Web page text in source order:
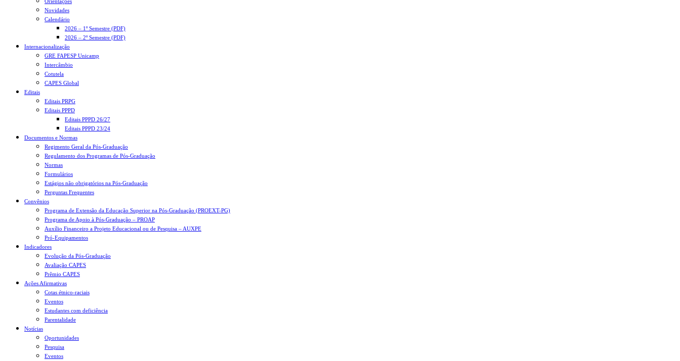
Novidades
Calendário
2026 – 1º Semestre (PDF)
2026 – 2º Semestre (PDF)
Internacionalização
GRE FAPESP Unicamp
Intercâmbio
Cotutela
CAPES Global
Editais
Editais PRPG
Editais PPPD
Editais PPPD 26/27
Editais PPPD 23/24
Documentos e Normas
Regimento Geral da Pós-Graduação
Regulamento dos Programas de Pós-Graduação
Normas
Formulários
Estágios não obrigatórios na Pós-Graduação
Perguntas Frequentes
Convênios
Programa de Extensão da Educação Superior na Pós-Graduação (PROEXT-PG)
Programa de Apoio à Pós-Graduação – PROAP
Auxílio Financeiro a Projeto Educacional ou de Pesquisa – AUXPE
Pró-Equipamentos
Indicadores
Evolução da Pós-Graduação
Avaliação CAPES
Prêmio CAPES
Ações Afirmativas
Cotas étnico-raciais
Eventos
Estudantes com deficiência
Parentalidade
Notícias
Oportunidades
Pesquisa
Eventos